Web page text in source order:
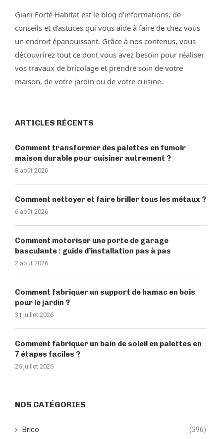
Giani Forté Habitat est le blog d’informations, de
conseils et d’astuces qui vous aide à faire de chez vous
un endroit épanouissant. Grâce à nos contenus, vous
découvrirez tout ce dont vous avez besoin pour réaliser
vos travaux de bricolage et prendre soin de votre
maison, de votre jardin ou de votre cuisine.
ARTICLES RÉCENTS
Comment transformer des palettes en fumoir
maison durable pour cuisiner autrement ?
8 août 2026
Comment nettoyer et faire briller tous les métaux ?
6 août 2026
Comment motoriser une porte de garage
basculante : guide d’installation pas à pas
2 août 2026
Comment fabriquer un support de hamac en bois
pour le jardin ?
31 juillet 2026
Comment fabriquer un bain de soleil en palettes en
7 étapes faciles ?
26 juillet 2026
NOS CATÉGORIES
Brico (396)